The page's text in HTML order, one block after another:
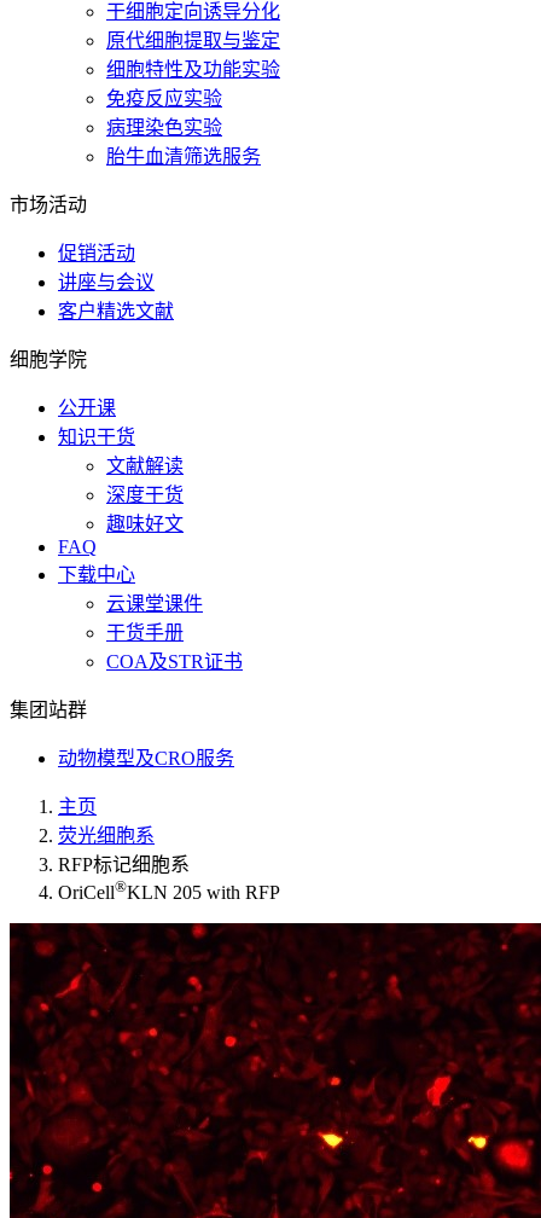
干细胞定向诱导分化
原代细胞提取与鉴定
细胞特性及功能实验
免疫反应实验
病理染色实验
胎牛血清筛选服务
市场活动
促销活动
讲座与会议
客户精选文献
细胞学院
公开课
知识干货
文献解读
深度干货
趣味好文
FAQ
下载中心
云课堂课件
干货手册
COA及STR证书
集团站群
动物模型及CRO服务
主页
荧光细胞系
RFP标记细胞系
OriCell®KLN 205 with RFP